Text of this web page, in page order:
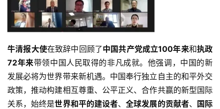
牛清报大使在致辞中回顾了中国共产党成立100年来和执政
72年来带领中国人民取得的非凡成就。他强调，中国的新
发展必将为世界带来新机遇。中国奉行独立自主的和平外交
政策，推动构建相互尊重、公平正义、合作共赢的新型国际
关系，始终是世界和平的建设者、全球发展的贡献者、
国际